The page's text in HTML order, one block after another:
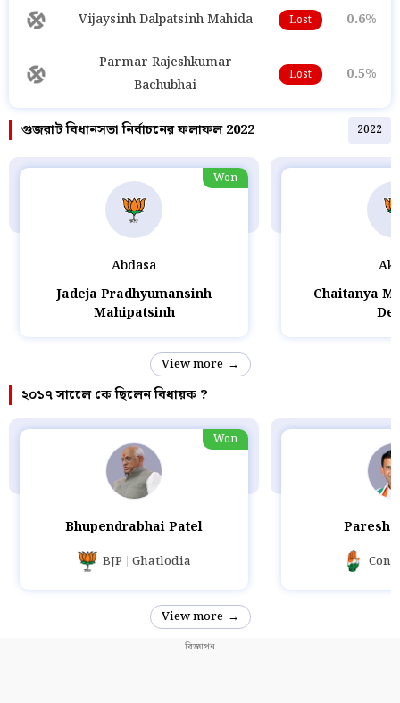
Vijaysinh Dalpatsinh Mahida Lost 0.6%
Parmar Rajeshkumar
Bachubhai
Lost 0.5%
গুজরাট বিধানসভা নির্বাচনের ফলাফল 2022 2022
Abdasa
Jadeja Pradhyumansinh
Mahipatsinh
Won
Chaitanya
View more
২০১৭ সালেে কে ছিলেন বিধায়ক ?
Bhupendrabhai Patel
BJP Ghatlodia
Won
Paresh
Cong
View more